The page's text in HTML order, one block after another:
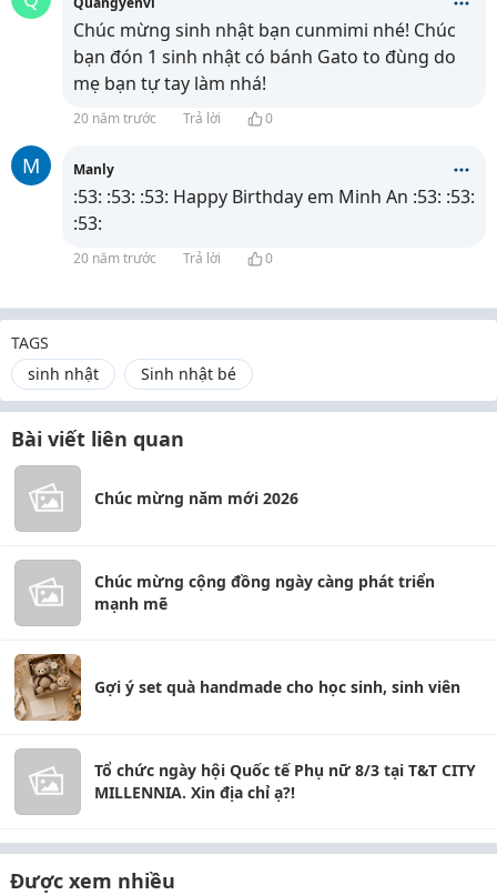
Chúc mừng sinh nhật bạn cunmimi nhé! Chúc
bạn đón 1 sinh nhật có bánh Gato to đùng do
mẹ bạn tự tay làm nhá!
20 năm trước Trả lời 0
M Manly
:53: :53: :53: Happy Birthday em Minh An :53: :53:
:53:
20 năm trước Trả lời 0
TAGS
sinh nhật
Sinh nhật bé
Bài viết liên quan
Chúc mừng năm mới 2026
Chúc mừng cộng đồng ngày càng phát triển
mạnh mẽ
Gợi ý set quà handmade cho học sinh, sinh viên
Tổ chức ngày hội Quốc tế Phụ nữ 8/3 tại T&T CITY
MILLENNIA. Xin địa chỉ ạ?!
Được xem nhiều